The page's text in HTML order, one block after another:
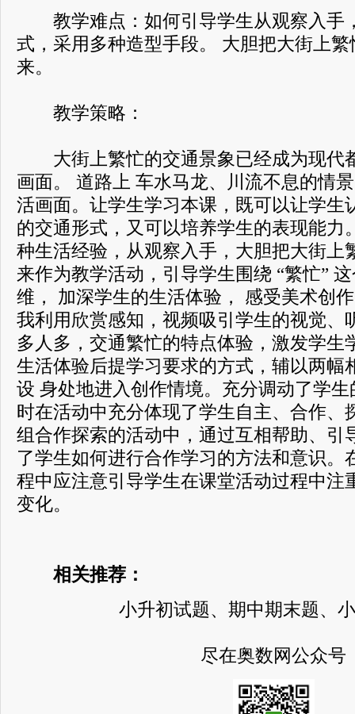
教学难点：如何引导学生从观察入手
式，采用多种造型手段。 大胆把大街上
来。
教学策略：
大街上繁忙的交通景象已经成为现代
画面。 道路上 车水马龙、川流不息的情
活画面。让学生学习本课，既可以让学生
的交通形式，又可以培养学生的表现能力
种生活经验，从观察入手，大胆把大街上
来作为教学活动，引导学生围绕 “繁忙”
维， 加深学生的生活体验， 感受美术创
我利用欣赏感知，视频吸引学生的视觉、
多人多，交通繁忙的特点体验，激发学生
生活体验后提学习要求的方式，辅以两幅
设 身处地进入创作情境。充分调动了学
时在活动中充分体现了学生自主、合作、
组合作探索的活动中，通过互相帮助、引
了学生如何进行合作学习的方法和意识。
程中应注意引导学生在课堂活动过程中注
变化。
相关推荐：
小升初试题、期中期末题、
尽在奥数网公众号